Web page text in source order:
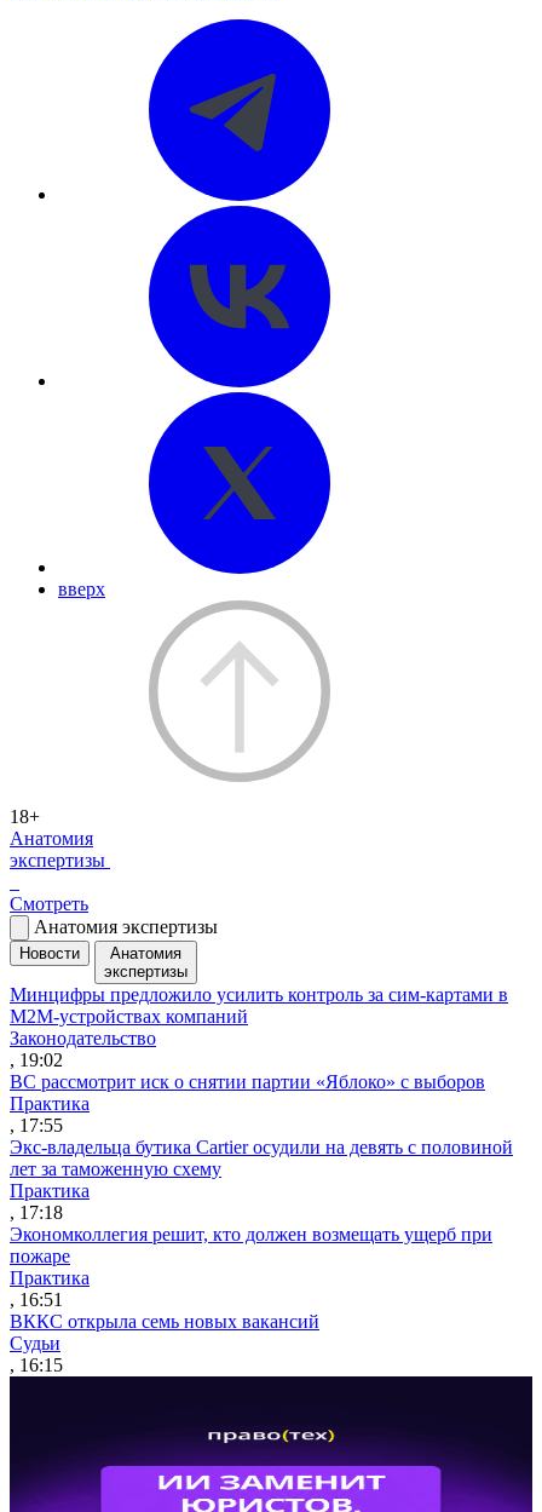
вверх
18+
Анатомия
экспертизы
Смотреть
Анатомия экспертизы
Новости
Анатомия
экспертизы
Минцифры предложило усилить контроль за сим-картами в
M2M-устройствах компаний
Законодательство
, 19:02
ВС рассмотрит иск о снятии партии «Яблоко» с выборов
Практика
, 17:55
Экс-владельца бутика Cartier осудили на девять с половиной
лет за таможенную схему
Практика
, 17:18
Экономколлегия решит, кто должен возмещать ущерб при
пожаре
Практика
, 16:51
ВККС открыла семь новых вакансий
Судьи
, 16:15